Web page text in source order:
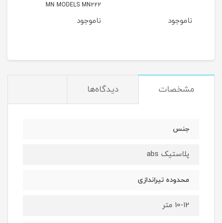
ناموجود
MN MODELS MN222
ناموجود
مشخصات دیدگاه‌ها
جنس
پلاستیک abs
محدوده تیراندازی
10-12 متر